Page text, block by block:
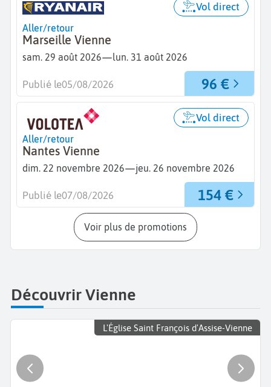
Aller/retour
Marseille Vienne
sam. 29 août 2026—lun. 31 août 2026
Vol direct
96 €
Publié le05/08/2026
Aller/retour
Nantes Vienne
dim. 22 novembre 2026—jeu. 26 novembre 2026
Vol direct
154 €
Publié le07/08/2026
Voir plus de promotions
Découvrir Vienne
L'Église Saint François d'Assise-Vienne